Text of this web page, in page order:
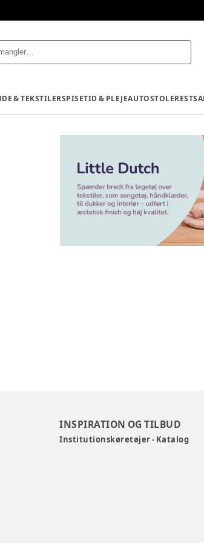
& TEKSTILERSPISETID & PLEJEAUTOSTOLE
INSPIRATION OG TILBUD
Institutionskøretøjer - Katalog